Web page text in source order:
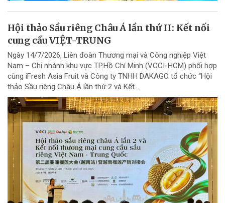
Hội thảo Sầu riêng Châu Á lần thứ II: Kết nối
cung cầu VIỆT-TRUNG
Ngày 14/7/2026, Liên đoàn Thương mại và Công nghiệp Việt
Nam – Chi nhánh khu vực TP.Hồ Chí Minh (VCCI-HCM) phối hợp
cùng iFresh Asia Fruit và Công ty TNHH DAKAGO tổ chức “Hội
thảo Sầu riêng Châu Á lần thứ 2 và Kết...